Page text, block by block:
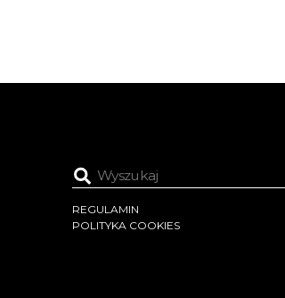
REGULAMIN
POLITYKA COOKIES